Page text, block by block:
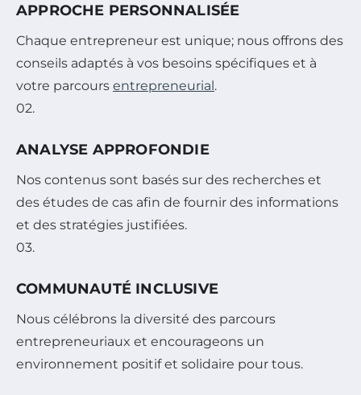
APPROCHE PERSONNALISÉE
Chaque entrepreneur est unique; nous offrons des
conseils adaptés à vos besoins spécifiques et à
votre parcours entrepreneurial.
02.
ANALYSE APPROFONDIE
Nos contenus sont basés sur des recherches et
des études de cas afin de fournir des informations
et des stratégies justifiées.
03.
COMMUNAUTÉ INCLUSIVE
Nous célébrons la diversité des parcours
entrepreneuriaux et encourageons un
environnement positif et solidaire pour tous.